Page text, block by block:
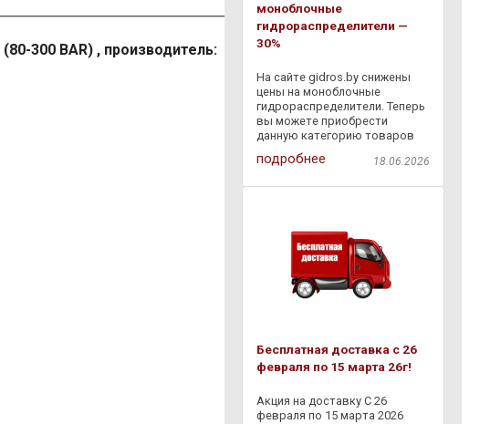
300 BAR) , производитель:
моноблочные
гидрораспределители —
30%
На сайте gidros.by снижены
цены на моноблочные
гидрораспределители. Теперь
вы можете приобрести
данную категорию товаров
со скидкой - 30% . Также с
18.06.2026 по 06.07.2026
подробнее 18.06.2026
Бесплатная доставка с 26
февраля по 15 марта 26г!
Акция на доставку С 26
февраля по 15 марта 2026